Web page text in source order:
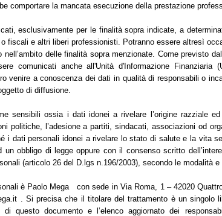
comportare la mancata esecuzione della prestazione
esclusivamente per le finalità sopra indicate, a
fiscali e altri liberi professionisti. Potranno essere altresì
delle finalità sopra menzionate. Come previsto
comunicati anche all'Unità d'Informazione Finanziaria
venire a conoscenza dei dati in qualità di responsabili o
di diffusione.
sensibili ossia i dati idonei a rivelare l’origine razziale
politiche, l’adesione a partiti, sindacati, associazioni od
i dati personali idonei a rivelare lo stato di salute e la vita
obbligo di legge oppure con il consenso scritto
(articolo 26 del D.lgs n.196/2003), secondo le modalità
è Paolo Mega con sede in Via Roma, 1 – 42020
. Si precisa che il titolare del trattamento è un singolo
questo documento e l’elenco aggiornato dei